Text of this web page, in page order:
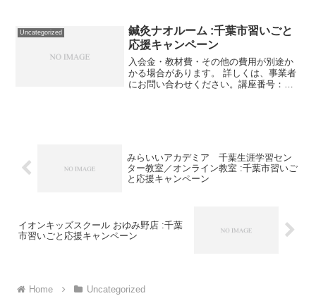
2022/03/31授業料60,00...
Uncategorized
鍼灸ナオルーム :千葉市習いごと
応援キャンペーン
入会金・教材費・その他の費用が別途か
かる場合があります。 詳しくは、事業者
にお問い合わせください。講座番号：
みらいいアカデミア 千葉生涯学習セン
ター教室／オンライン教室 :千葉市習いご
と応援キャンペーン
イオンキッズスクール おゆみ野店 :千葉
市習いごと応援キャンペーン
Home Uncategorized